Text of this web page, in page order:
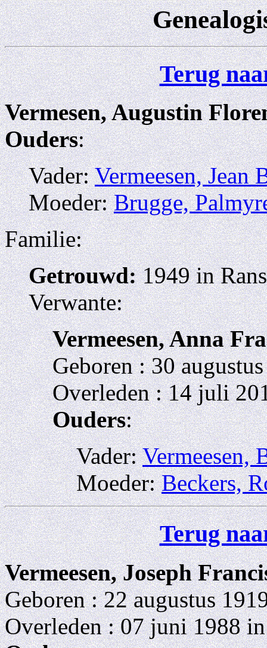
Terug
Vermesen, Augustin
Ouders:
Vader:Vermeesen, Jean
Moeder:Brugge,
Familie:
Getrouwd:1949 in
Verwante:
Vermeesen, Anna
Geboren : 30
Overleden : 14 juli
Ouders:
Vader:Vermeesen,
Moeder:Beckers,
Terug
Vermeesen, Joseph
Geboren : 22 augustus
Overleden : 07 juni 1988